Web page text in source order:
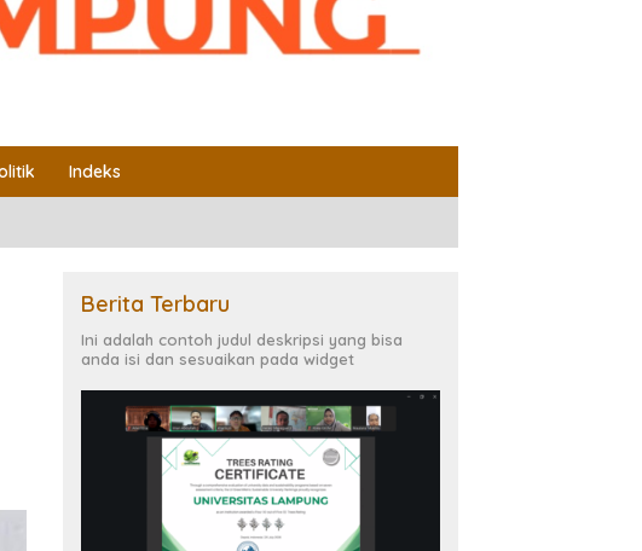
Indeks
Berita Terbaru
Ini adalah contoh judul deskripsi yang bisa
anda isi dan sesuaikan pada widget